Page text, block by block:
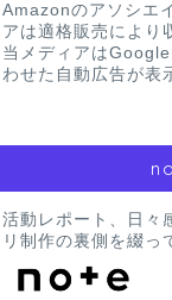
Amazonのアソシエ
アは適格販売により
当メディアは
わせた自動広告が表
活動レポート、日々
リ制作の裏側を綴っ